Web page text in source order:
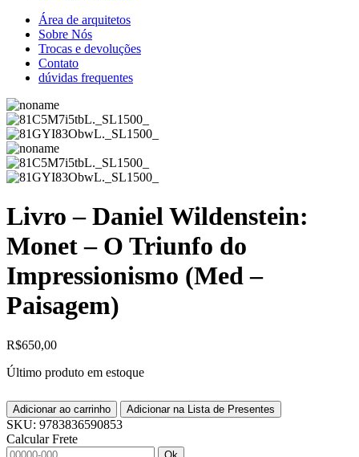
Área de arquitetos
Sobre Nós
Trocas e devoluções
Contato
dúvidas frequentes
Livro – Daniel Wildenstein:
Monet – O Triunfo do
Impressionismo (Med –
Paisagem)
R$650,00
Último produto em estoque
Adicionar ao carrinho Adicionar na Lista de Presentes
SKU: 9783836590853
Calcular Frete